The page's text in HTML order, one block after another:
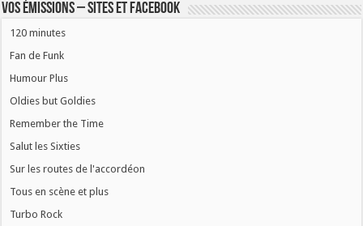
Vos émissions – Sites et Facebook
120 minutes
Fan de Funk
Humour Plus
Oldies but Goldies
Remember the Time
Salut les Sixties
Sur les routes de l'accordéon
Tous en scène et plus
Turbo Rock